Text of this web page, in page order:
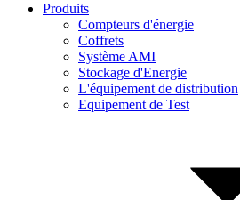
Produits
Compteurs d'énergie
Coffrets
Système AMI
Stockage d'Energie
L'équipement de distribution
Equipement de Test